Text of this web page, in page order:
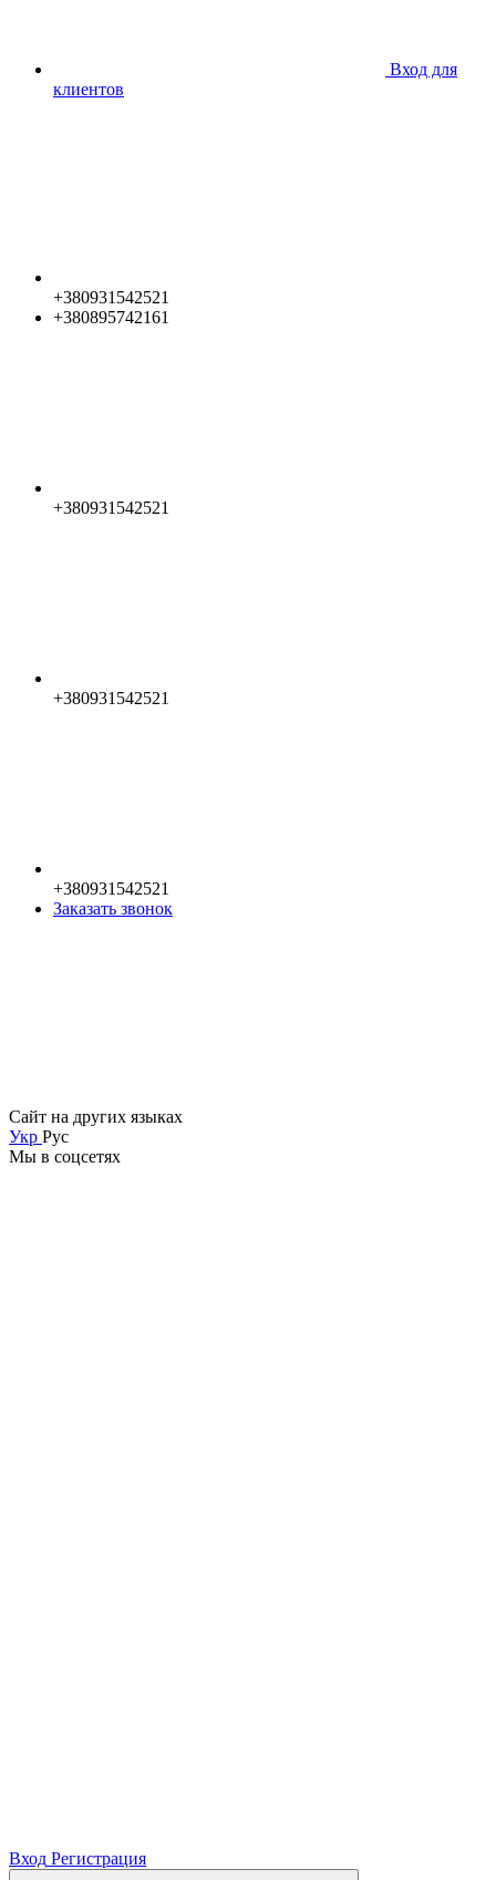
Вход для
клиентов
+380931542521
+380895742161
+380931542521
+380931542521
+380931542521
Заказать звонок
Сайт на других языках
Укр Рус
Мы в соцсетях
Вход Регистрация